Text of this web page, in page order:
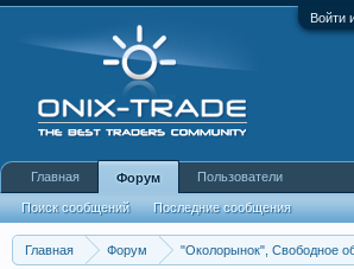
Войти
Главная Форум
"Околорынок", Свободное
Главная Форум
Поиск сообщений Последние сообщения
Пользователи